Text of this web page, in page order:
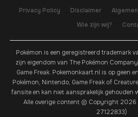
Privacy Policy Disclaimer
Wie zijn wij?
Pokémon is een geregistreerd trademark
zijn eigendom van The Pokémon
Game Freak. Pokemonkaart.nl is op geen
Pokémon, Nintendo, Game Freak of
fansite en kan niet aansprakelijk gehouden
Alle overige content © Copyright 2026
27122833)